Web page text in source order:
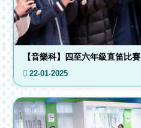
【音樂科】四至六年級直笛比賽
22-01-2025